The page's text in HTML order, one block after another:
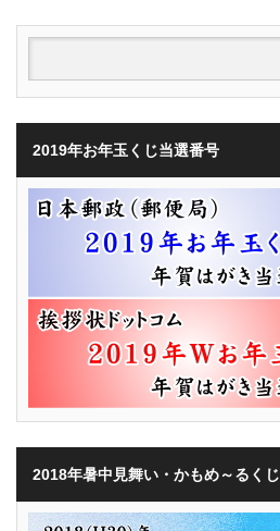
2019年お年玉くじ当選番号
2018年暑中見舞い・かもめ～るくじ